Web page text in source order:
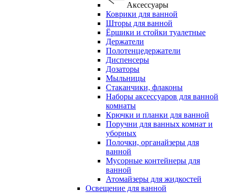
Аксессуары
Коврики для ванной
Шторы для ванной
Ёршики и стойки туалетные
Держатели
Полотенцедержатели
Диспенсеры
Дозаторы
Мыльницы
Стаканчики, флаконы
Наборы аксессуаров для ванной
комнаты
Крючки и планки для ванной
Поручни для ванных комнат и
уборных
Полочки, органайзеры для
ванной
Мусорные контейнеры для
ванной
Атомайзеры для жидкостей
Освещение для ванной